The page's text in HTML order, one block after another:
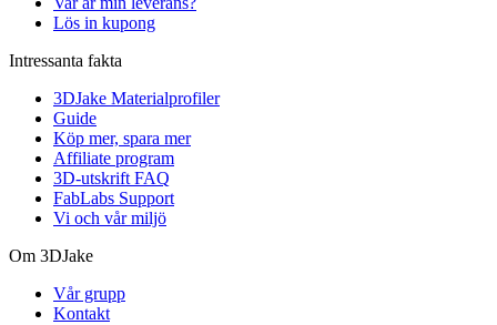
Lös in kupong
Intressanta fakta
3DJake Materialprofiler
Guide
Köp mer, spara mer
Affiliate program
3D-utskrift FAQ
FabLabs Support
Vi och vår miljö
Om 3DJake
Vår grupp
Kontakt